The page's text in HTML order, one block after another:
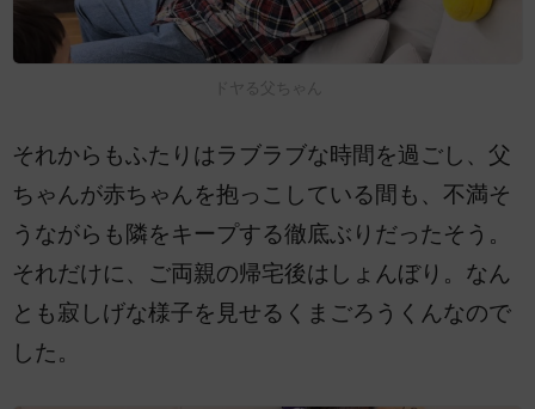
ドヤる父ちゃん
それからもふたりはラブラブな時間を過ごし、父
ちゃんが赤ちゃんを抱っこしている間も、不満そ
うながらも隣をキープする徹底ぶりだったそう。
それだけに、ご両親の帰宅後はしょんぼり。なん
とも寂しげな様子を見せるくまごろうくんなので
した。